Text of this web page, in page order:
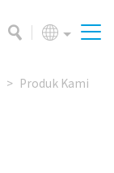
Produk Kami